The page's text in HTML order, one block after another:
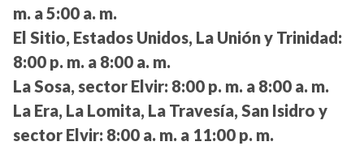
m. a 5:00 a. m.
El Sitio, Estados Unidos, La Unión y Trinidad:
8:00 p. m. a 8:00 a. m.
La Sosa, sector Elvir: 8:00 p. m. a 8:00 a. m.
La Era, La Lomita, La Travesía, San Isidro y
sector Elvir: 8:00 a. m. a 11:00 p. m.